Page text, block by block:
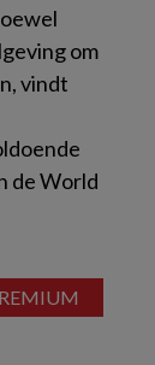
om
vindt
de World